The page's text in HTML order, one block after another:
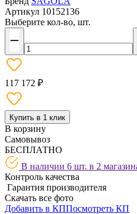
Артикул 10152136
Выберите кол-во, шт.
117 172 ₽
Купить в 1 клик
В корзину
Самовывоз
БЕСПЛАТНО
В наличии 6 шт. в 2
Контроль качества
Гарантия производителя
Скачать все фото
Добавить в КППосмотреть КП